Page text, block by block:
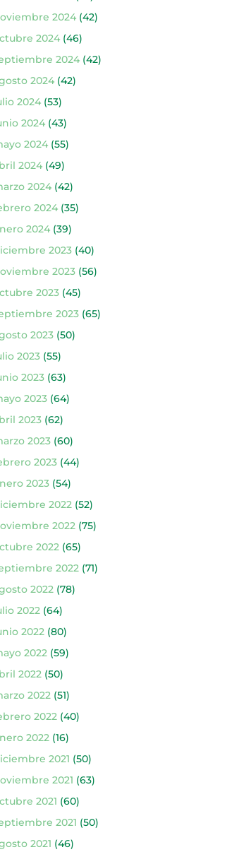
2024(42)
2024(46)
2024(42)
2024(42)
2024(53)
2024(43)
2024(55)
2024(49)
2024(42)
2024(35)
2024(39)
2023(40)
2023(56)
2023(45)
2023(65)
2023(50)
2023(55)
2023(63)
2023(64)
2023(62)
2023(60)
2023(44)
2023(54)
2022(52)
2022(75)
2022(65)
2022(71)
2022(78)
2022(64)
2022(80)
2022(59)
2022(50)
2022(51)
2022(40)
2022(16)
2021 (50)
2021 (63)
2021 (60)
2021 (50)
2021 (46)